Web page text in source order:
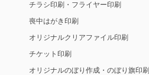
チラシ印刷・フライヤー印刷
喪中はがき印刷
オリジナルクリアファイル印刷
チケット印刷
オリジナルのぼり作成・のぼり旗印刷